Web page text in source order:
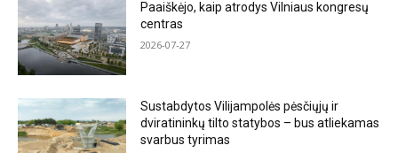
Paaiškėjo, kaip atrodys Vilniaus kongresų
centras
2026-07-27
Sustabdytos Vilijampolės pėsčiųjų ir
dviratininkų tilto statybos – bus atliekamas
svarbus tyrimas